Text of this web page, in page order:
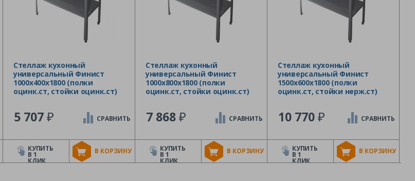
Стеллаж кухонный
универсальный Финист
1000х400х1800 (полки
оцинк.ст, стойки оцинк.ст)
5 707₽
В КОРЗИНУ
СРАВНИТЬ
КУПИТЬ
В 1
КЛИК
Стеллаж кухонный
универсальный Финист
1000х800х1800 (полки
оцинк.ст, стойки оцинк.ст)
7 868₽
В КОРЗИНУ
СРАВНИТЬ
КУПИТЬ
В 1
КЛИК
Стеллаж кухонный
универсальный Финист
1500х600х1800 (полки
оцинк.ст, стойки нерж.ст)
10 770₽
В КОРЗИНУ
СРАВНИТЬ
КУПИТЬ
В 1
КЛИК